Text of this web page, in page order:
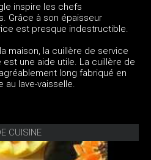
inspire les chefs
Grâce à son épaisseur
est presque indestructible.
maison, la cuillère de service
une aide utile. La cuillère de
long fabriqué en
au lave-vaisselle.
CUISINE